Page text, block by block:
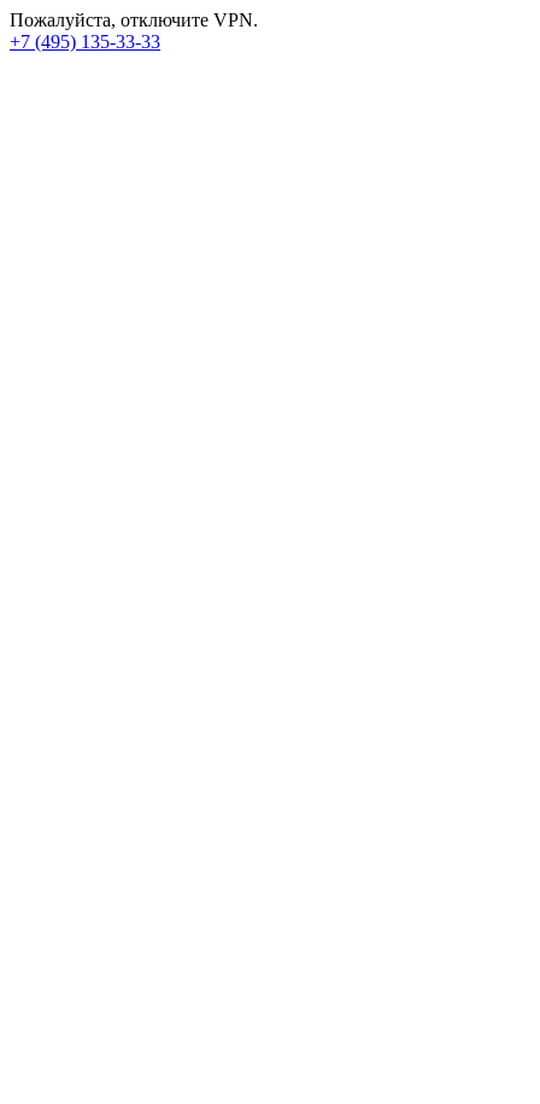
Пожалуйста, отключите VPN.
+7 (495) 135-33-33